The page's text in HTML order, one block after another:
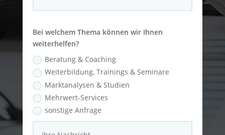
Bei welchem Thema können wir Ihnen
weiterhelfen?
Beratung & Coaching
Weiterbildung, Trainings & Seminare
Marktanalysen & Studien
Mehrwert-Services
sonstige Anfrage